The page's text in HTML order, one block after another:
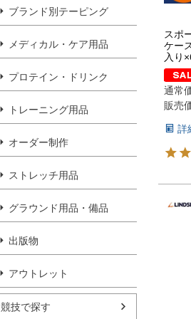
ブランド別テーピング
メディカル・ケア用品
プロテイン・ドリンク
トレーニング用品
オーダー制作
ストレッチ用品
グラウンド用品・備品
出版物
アウトレット
競技で探す
スポ
ケー
入り
通常
販売
詳